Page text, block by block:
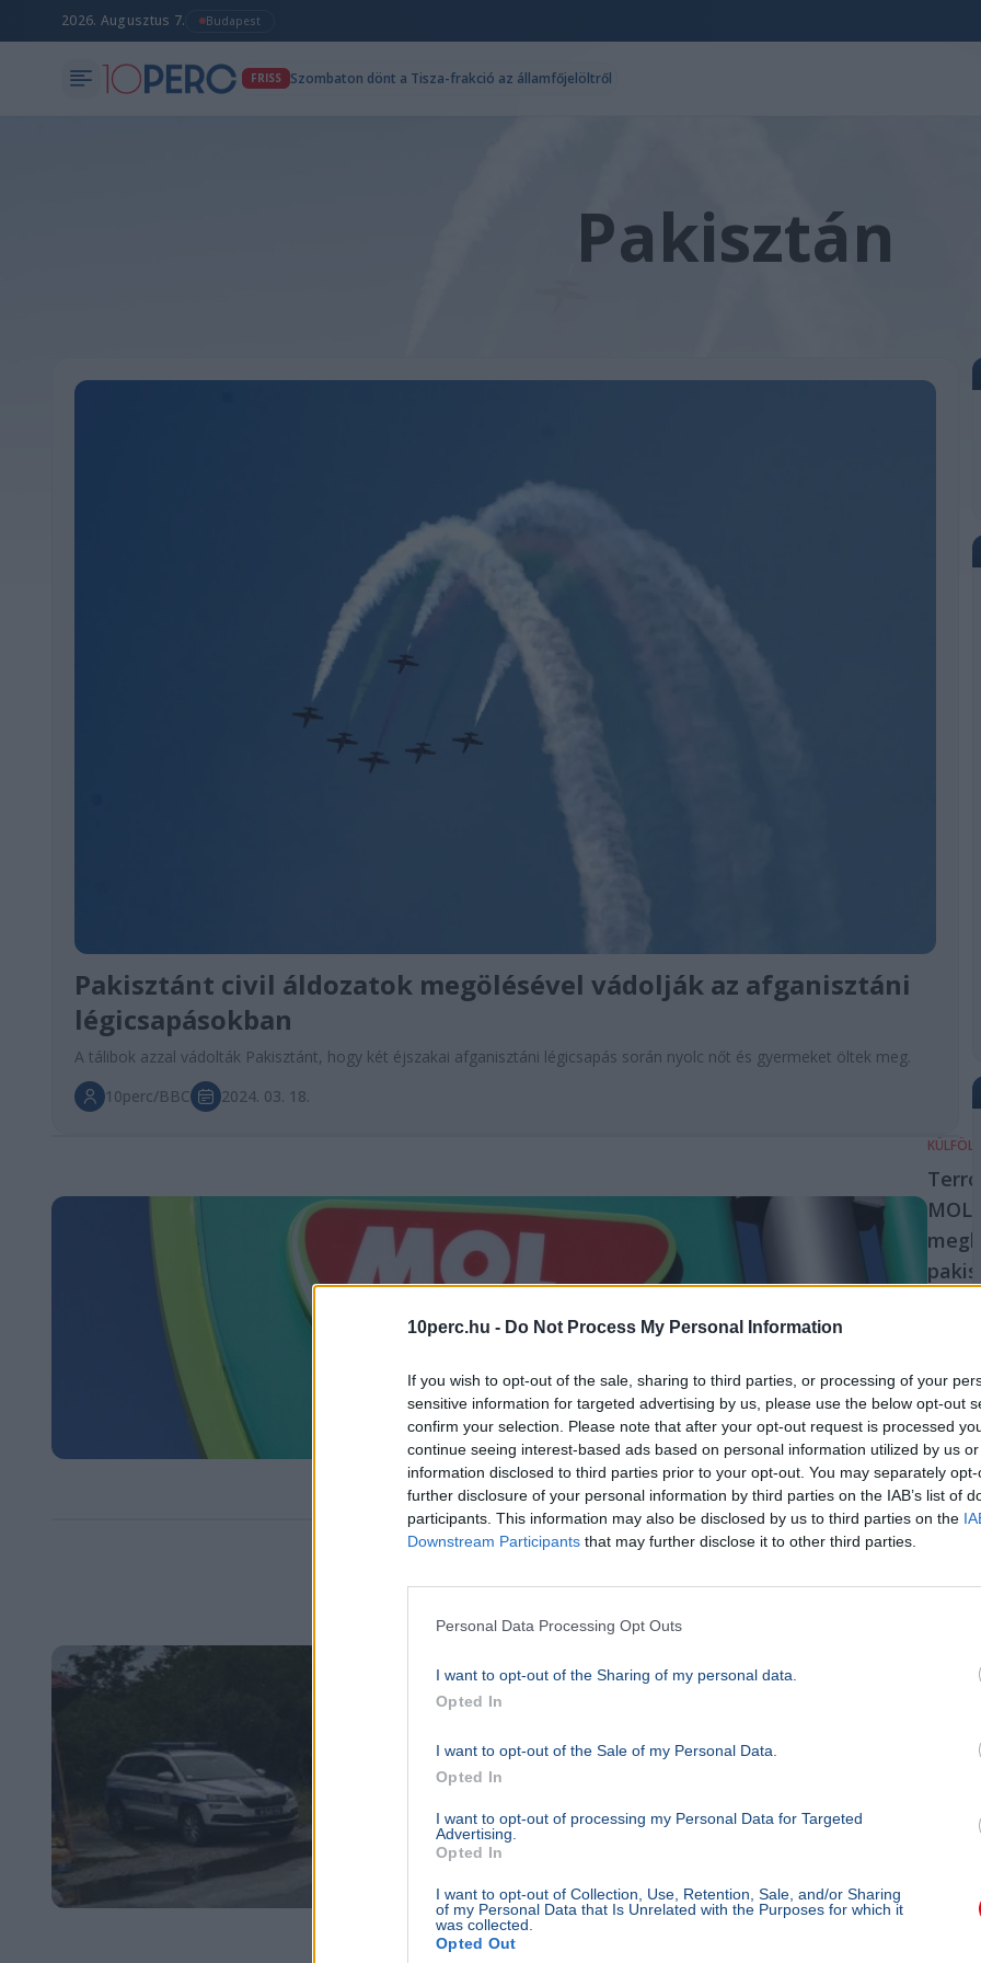
10perc.hu - Do Not Process My Personal Information
If you wish to opt-out of the sale, sharing to third parties, or processing of your
sensitive information for targeted advertising by us, please use the below opt-out
confirm your selection. Please note that after your opt-out request is processed
continue seeing interest-based ads based on personal information utilized by us
information disclosed to third parties prior to your opt-out. You may separately
further disclosure of your personal information by third parties on the IAB’s list of
participants. This information may also be disclosed by us to third parties on the
Downstream Participants that may further disclose it to other third parties.
Personal Data Processing Opt Outs
I want to opt-out of the Sharing of my personal data.
Opted In
I want to opt-out of the Sale of my Personal Data.
Opted In
I want to opt-out of processing my Personal Data for Targeted
Advertising.
Opted In
I want to opt-out of Collection, Use, Retention, Sale, and/or Sharing
of my Personal Data that Is Unrelated with the Purposes for which it
was collected.
Opted Out
2026. Augusztus 7. Budapest
FRISS Szombaton dönt a Tisza-frakció az államfőjelöltről
Pakisztán
Pakisztánt civil áldozatok megölésével vádolják az afganisztáni
légicsapásokban
A tálibok azzal vádolták Pakisztánt, hogy két éjszakai afganisztáni légicsapás során nyolc nőt és gyermeket öltek meg.
10perc/BBC
2024. 03. 18.
KÜLFÖLD
MOL
afgán
dúlt
A